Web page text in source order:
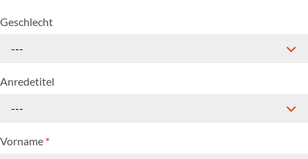
Geschlecht
---
Anredetitel
---
Vorname *